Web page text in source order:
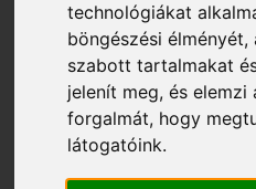
technológiákat
böngészési
szabott tartalmakat
jelenít meg, és elemzi
forgalmát, hogy
látogatóink.